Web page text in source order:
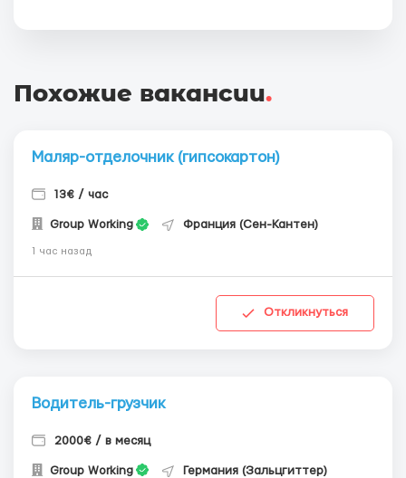
Похожие вакансии.
Маляр-отделочник (гипсокартон)
13€ / час
Group Working Франция (Сен-Кантен)
1 час назад
Откликнуться
Водитель-грузчик
2000€ / в месяц
Group Working Германия (Зальцгиттер)